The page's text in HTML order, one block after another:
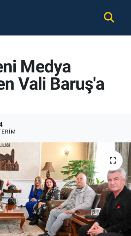
Medya
Vali Baruş'a
ve Fikstür